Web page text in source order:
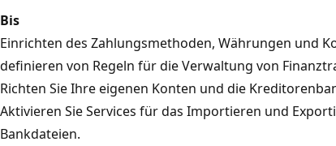
Bis
Einrichten des Zahlungsmethoden, Währungen und
definieren von Regeln für die Verwaltung von
Richten Sie Ihre eigenen Konten und die
Aktivieren Sie Services für das Importieren und
Bankdateien.